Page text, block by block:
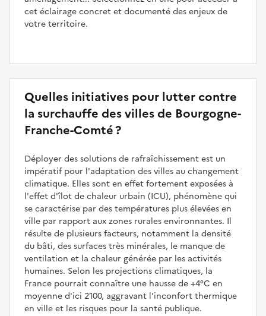
cet éclairage concret et documenté des enjeux de
votre territoire.
Quelles initiatives pour lutter contre
la surchauffe des villes de Bourgogne-
Franche-Comté ?
Déployer des solutions de rafraîchissement est un
impératif pour l'adaptation des villes au changement
climatique. Elles sont en effet fortement exposées à
l'effet d'îlot de chaleur urbain (ICU), phénomène qui
se caractérise par des températures plus élevées en
ville par rapport aux zones rurales environnantes. Il
résulte de plusieurs facteurs, notamment la densité
du bâti, des surfaces très minérales, le manque de
ventilation et la chaleur générée par les activités
humaines. Selon les projections climatiques, la
France pourrait connaître une hausse de +4°C en
moyenne d'ici 2100, aggravant l'inconfort thermique
en ville et les risques pour la santé publique.